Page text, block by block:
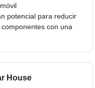
potencial para reducir
con una
House